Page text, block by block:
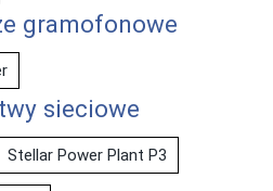
gramofonowe
sieciowe
Stellar Power Plant P3